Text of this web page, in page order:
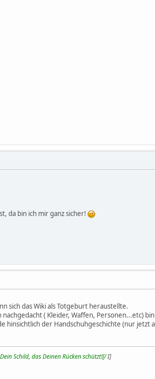
da bin ich mir ganz sicher!
sich das Wiki als Totgeburt heraustellte.
( Kleider, Waffen, Personen...etc)
der Handschuhgeschichte (nur jetzt
Schild, das Deinen Rücken schützt![/I]